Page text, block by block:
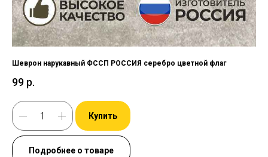
Шеврон нарукавный ФССП РОССИЯ серебро цветной флаг
99 р.
Купить
Подробнее о товаре